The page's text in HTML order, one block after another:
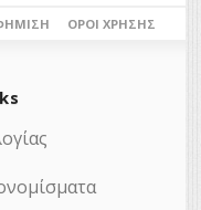
ΌΡΟΙ ΧΡΉΣΗΣ